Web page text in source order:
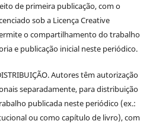
de primeira publicação, com o
sob a Licença Creative
o compartilhamento do trabalho
e publicação inicial neste periódico.
Autores têm autorização
separadamente, para distribuição
publicada neste periódico (ex.:
ou como capítulo de livro), com